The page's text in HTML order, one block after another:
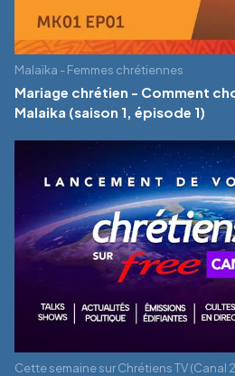
Malaïka - Femmes chrétiennes
Mariage chrétien - Comment
Malaika (saison 1, épisode 1)
Cette semaine sur Chrétiens TV (Canal